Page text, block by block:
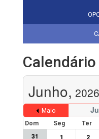
Junho, 2026
Maio
Dom
Seg Ter
31 1 2